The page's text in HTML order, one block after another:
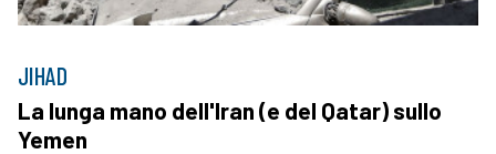
JIHAD
La lunga mano dell'Iran (e del Qatar) sullo
Yemen